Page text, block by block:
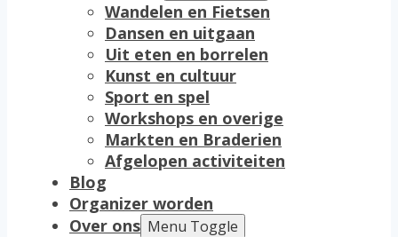
Wandelen en Fietsen
Dansen en uitgaan
Uit eten en borrelen
Kunst en cultuur
Sport en spel
Workshops en overige
Markten en Braderien
Afgelopen activiteiten
Blog
Organizer worden
Over ons Menu Toggle